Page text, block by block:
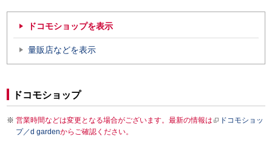
ドコモショップを表示
量販店などを表示
ドコモショップ
営業時間などは変更となる場合がございます。最新の情報は
ドコモショッ
プ／d gardenからご確認ください。